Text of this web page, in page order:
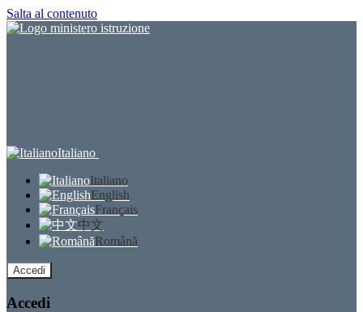
Salta al contenuto
Italiano
Italiano
English
Français
中文
Română
Accedi
Accedi